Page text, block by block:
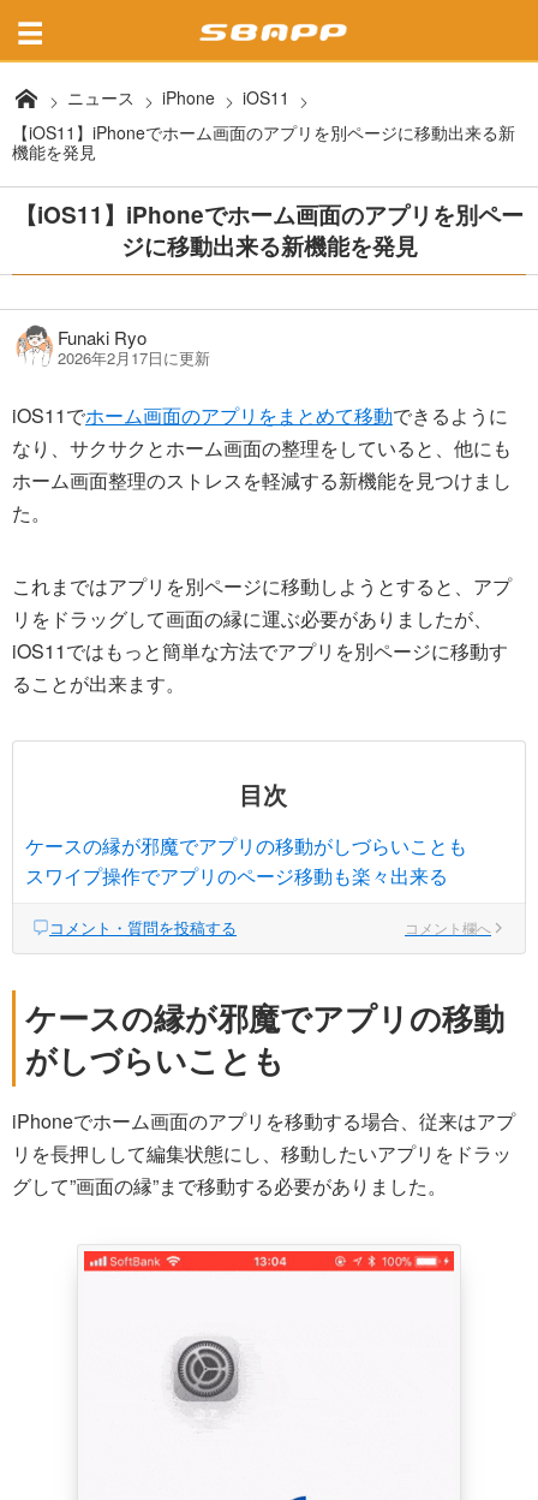
ニュース iPhone
iOS11
【iOS11】iPhoneでホーム画面のアプリを別ページに移動出来る新
機能を発見
【iOS11】iPhoneでホーム画面のアプリを別ペー
ジに移動出来る新機能を発見
Funaki Ryo
2026年2月17日に更新
iOS11でホーム画面のアプリをまとめて移動できるように
なり、サクサクとホーム画面の整理をしていると、他にも
ホーム画面整理のストレスを軽減する新機能を見つけまし
た。
これまではアプリを別ページに移動しようとすると、アプ
リをドラッグして画面の縁に運ぶ必要がありましたが、
iOS11ではもっと簡単な方法でアプリを別ページに移動す
ることが出来ます。
目次
ケースの縁が邪魔でアプリの移動がしづらいことも
スワイプ操作でアプリのページ移動も楽々出来る
コメント・質問を投稿する コメント欄へ
ケースの縁が邪魔でアプリの移動
がしづらいことも
iPhoneでホーム画面のアプリを移動する場合、従来はアプ
リを長押しして編集状態にし、移動したいアプリをドラッ
グして”画面の縁”まで移動する必要がありました。